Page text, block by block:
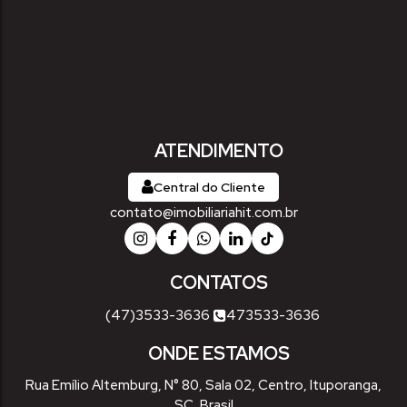
ATENDIMENTO
Central do Cliente
contato@imobiliariahit.com.br
CONTATOS
(47)3533-3636 473533-3636
ONDE ESTAMOS
Rua Emílio Altemburg, N° 80, Sala 02, Centro, Ituporanga,